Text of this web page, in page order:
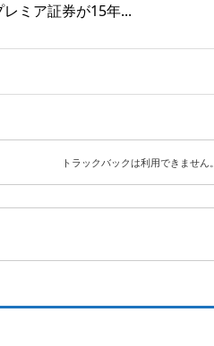
レミア証券が15年...
トラックバックは利用できません。